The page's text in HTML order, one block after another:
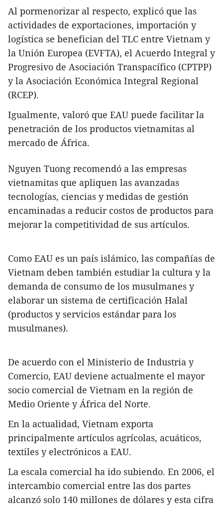
Al pormenorizar al respecto, explicó que las
actividades de exportaciones, importación y
logística se benefician del TLC entre Vietnam y
la Unión Europea (EVFTA), el Acuerdo Integral y
Progresivo de Asociación Transpacífico (CPTPP)
y la Asociación Económica Integral Regional
(RCEP).
Igualmente, valoró que EAU puede facilitar la
penetración de los productos vietnamitas al
mercado de África.
Nguyen Tuong recomendó a las empresas
vietnamitas que apliquen las avanzadas
tecnologías, ciencias y medidas de gestión
encaminadas a reducir costos de productos para
mejorar la competitividad de sus artículos.
Como EAU es un país islámico, las compañías de
Vietnam deben también estudiar la cultura y la
demanda de consumo de los musulmanes y
elaborar un sistema de certificación Halal
(productos y servicios estándar para los
musulmanes).
De acuerdo con el Ministerio de Industria y
Comercio, EAU deviene actualmente el mayor
socio comercial de Vietnam en la región de
Medio Oriente y África del Norte.
En la actualidad, Vietnam exporta
principalmente artículos agrícolas, acuáticos,
textiles y electrónicos a EAU.
La escala comercial ha ido subiendo. En 2006, el
intercambio comercial entre las dos partes
alcanzó solo 140 millones de dólares y esta cifra